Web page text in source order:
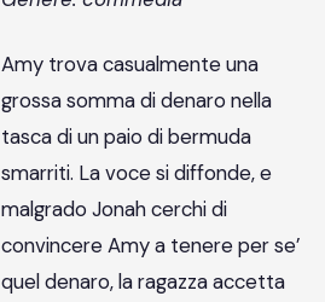
Amy trova casualmente una
grossa somma di denaro nella
tasca di un paio di bermuda
smarriti. La voce si diffonde, e
malgrado Jonah cerchi di
convincere Amy a tenere per se’
quel denaro, la ragazza accetta